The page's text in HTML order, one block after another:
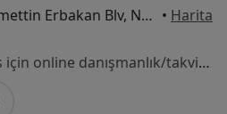
Üngüt, Prof. Dr. Necmettin Erbakan Blv, No:209, Onikişubat, Kahramanmaraş • Harita
Bu uzman ilgili adres için online danışmanlık/takvim sunmuyor.